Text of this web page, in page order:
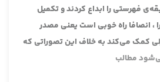
فهرستی را ابداع کردند و تکمیل
، انصافا راه خوبی است یعنی مصدر
کمک می‌کند به خلاف این تصوراتی که
مطالب